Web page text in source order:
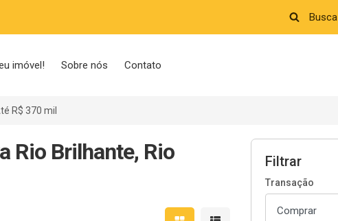
imóvel! Sobre nós Contato
R$ 370 mil
Rio Brilhante, Rio
Filtrar
Transação